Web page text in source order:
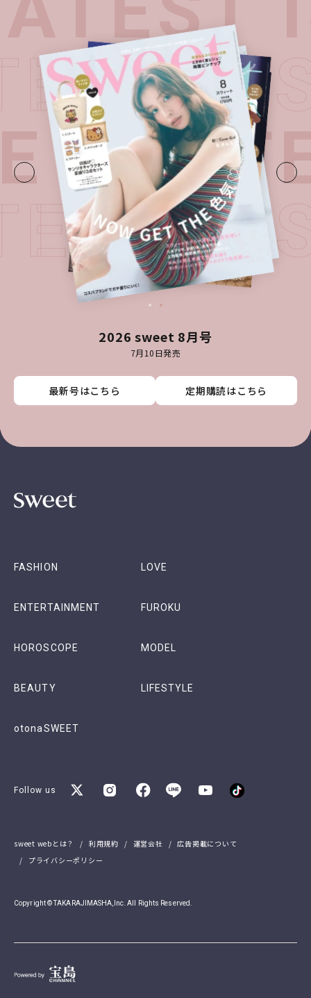
2026 sweet 8月号
7月10日発売
最新号はこちら 定期購読はこちら
最新号はこちら 定期購読はこちら
最新号はこちら 定期購読はこちら
最新号はこちら 定期購読はこちら
・
FASHION LOVE
ENTERTAINMENT FUROKU
HOROSCOPE MODEL
BEAUTY LIFESTYLE
otonaSWEET
Follow us
sweet webとは？ 利用規約 運営会社
広告掲載について
プライバシーポリシー
Copyright © TAKARAJIMASHA,Inc. All Rights Reserved.